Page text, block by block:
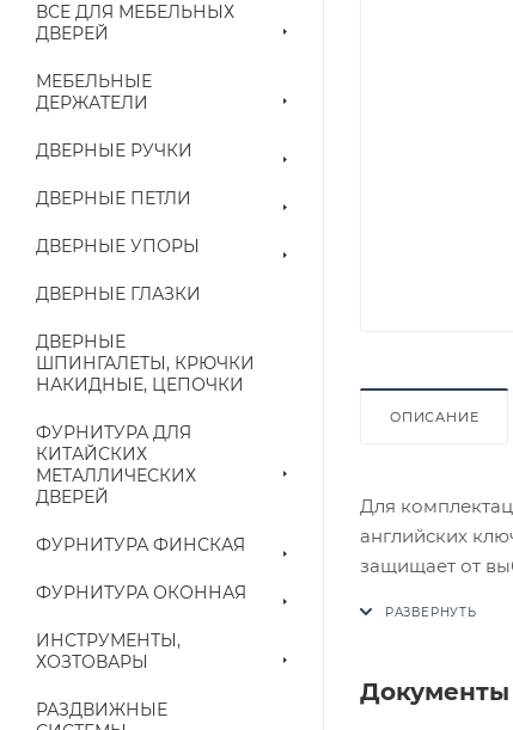
ВСЕ ДЛЯ МЕБЕЛЬНЫХ
ДВЕРЕЙ
МЕБЕЛЬНЫЕ
ДЕРЖАТЕЛИ
ДВЕРНЫЕ РУЧКИ
ДВЕРНЫЕ ПЕТЛИ
ДВЕРНЫЕ УПОРЫ
ДВЕРНЫЕ ГЛАЗКИ
ДВЕРНЫЕ
ШПИНГАЛЕТЫ, КРЮЧКИ
НАКИДНЫЕ, ЦЕПОЧКИ
ФУРНИТУРА ДЛЯ
КИТАЙСКИХ
МЕТАЛЛИЧЕСКИХ
ДВЕРЕЙ
ФУРНИТУРА ФИНСКАЯ
ФУРНИТУРА ОКОННАЯ
ИНСТРУМЕНТЫ,
ХОЗТОВАРЫ
РАЗДВИЖНЫЕ
ОПИСАНИЕ
Для
английских
защищает от
Цены на сайте
Документы